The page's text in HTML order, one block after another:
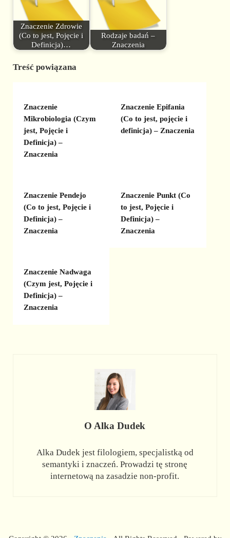
Znaczenie Zdrowie
(Co to jest, Pojęcie i
Definicja)…
Rodzaje badań –
Znaczenia
Treść powiązana
Znaczenie
Mikrobiologia (Czym
jest, Pojęcie i
Definicja) –
Znaczenia
Znaczenie Epifania
(Co to jest, pojęcie i
definicja) – Znaczenia
Znaczenie Pendejo
(Co to jest, Pojęcie i
Definicja) –
Znaczenia
Znaczenie Punkt (Co
to jest, Pojęcie i
Definicja) –
Znaczenia
Znaczenie Nadwaga
(Czym jest, Pojęcie i
Definicja) –
Znaczenia
O Alka Dudek
Alka Dudek jest filologiem, specjalistką od
semantyki i znaczeń. Prowadzi tę stronę
internetową na zasadzie non-profit.